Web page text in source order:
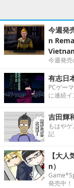
今週発
n
今週発売
有志日
PCゲー
に連続イ
吉田輝
もはや
記
【大
n）
発売中！